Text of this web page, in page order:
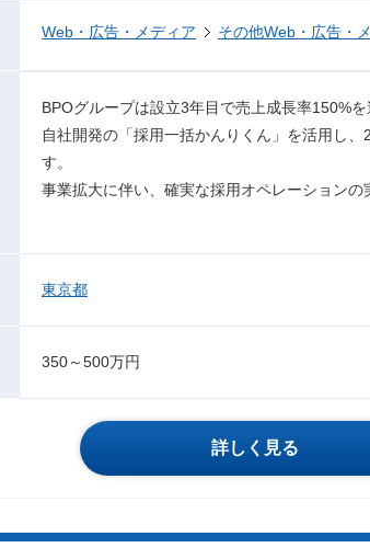
Web・広告・メディア その他Web・広告・
BPOグループは設立3年目で売上成長率150%を
自社開発の「採用一括かんりくん」を活用し
す。
事業拡大に伴い、確実な採用オペレーションの
東京都
350～500万円
詳しく見る